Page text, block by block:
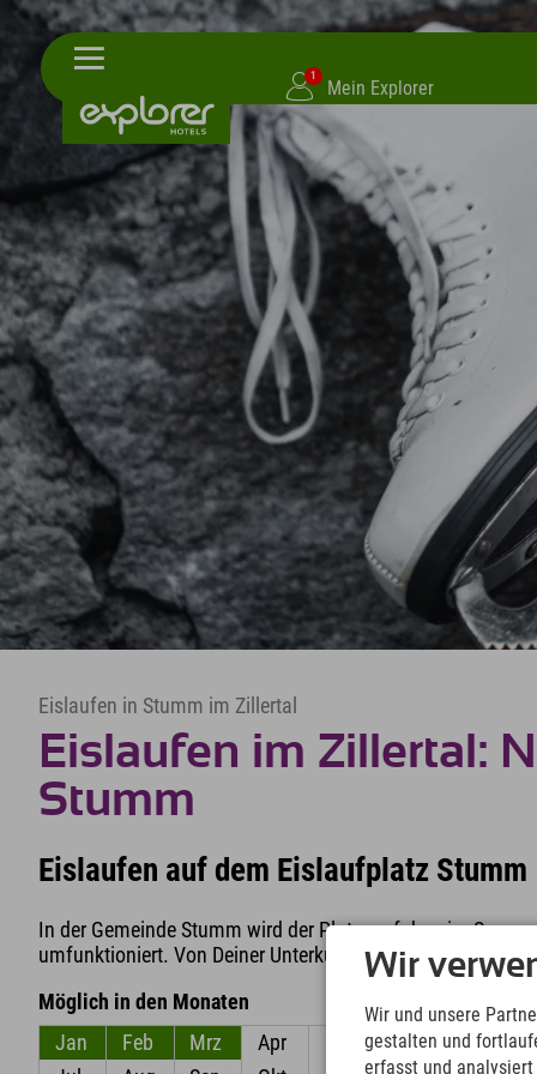
1
Mein Explorer
Eislaufen in Stumm im Zillertal
Eislaufen im Zillertal:
Stumm
Eislaufen auf dem Eislaufplatz Stumm
In der Gemeinde Stumm wird der Platz, auf dem im
umfunktioniert. Von Deiner Unterkunft in Kaltenbach bist
Möglich in den Monaten
Jan
Feb Mrz Apr
Jun
Wir
Wir und unsere
gestalten und
erfasst und analysiert